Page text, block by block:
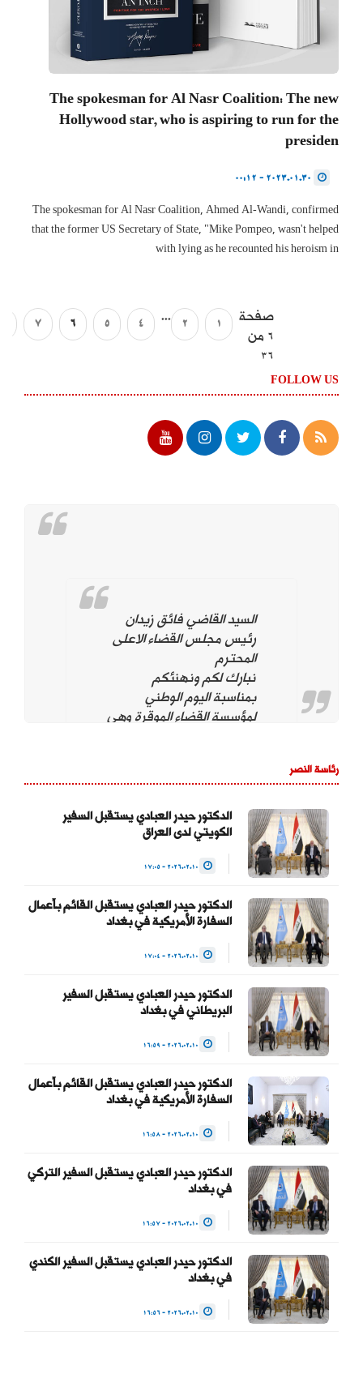
The spokesman for Al Nasr Coalition: The new
Hollywood star, who is aspiring to run for the
presiden
The spokesman for Al Nasr Coalition, Ahmed Al-Wandi, confirmed
that the former US Secretary of State, "Mike Pompeo, wasn't helped
with lying as he recounted his heroism in
صفحة
6 من
36
1
2
...
4
5
6
7
FOLLOW US
السيد القاضي فائق زيدان
رئيس مجلس القضاء الاعلى
المحترم
نبارك لكم ونهنئكم
بمناسبة اليوم الوطني
لمؤسسة القضاء الموقرة وهي
المواطنين وحماية التجربة
الديمقراطية والتداول السلمي
للسلطة والحفاظ على…
العبادي
(@HaiderAlAbadi)
January 23, 2026
رئاسة النصر
الدكتور حيدر العبادي يستقبل السفير
الكويتي لدى العراق
الدكتور حيدر العبادي يستقبل القائم بأعمال
السفارة الأمريكية في بغداد
الدكتور حيدر العبادي يستقبل السفير
البريطاني في بغداد
الدكتور حيدر العبادي يستقبل القائم بأعمال
السفارة الأمريكية في بغداد
الدكتور حيدر العبادي يستقبل السفير التركي
في بغداد
الدكتور حيدر العبادي يستقبل السفير الكندي
في بغداد